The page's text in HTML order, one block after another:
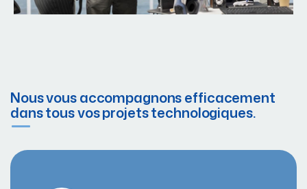
Nous vous accompagnons efficacement
dans tous vos projets technologiques.